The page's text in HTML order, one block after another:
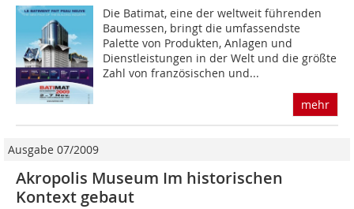
Die Batimat, eine der weltweit führenden
Bau­messen, bringt die umfassendste
Palette von Produkten, Anlagen und
Dienstleistungen in der Welt und die größte
Zahl von französischen und...
mehr
Ausgabe 07/2009
Akropolis Museum Im historischen
Kontext gebaut